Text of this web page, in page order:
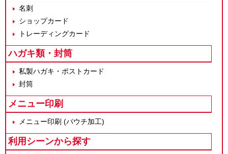
名刺
ショップカード
トレーディングカード
ハガキ類・封筒
私製ハガキ・ポストカード
封筒
メニュー印刷
メニュー印刷 (パウチ加工)
利用シーンから探す